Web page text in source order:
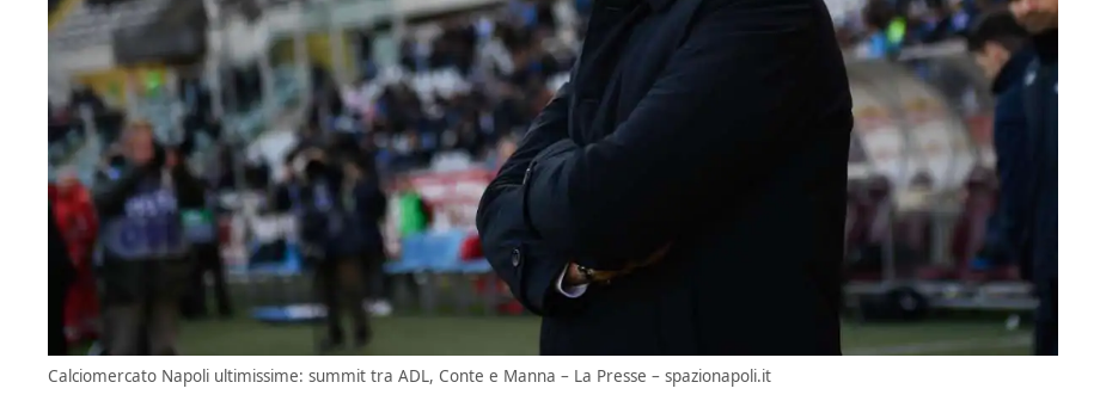
Calciomercato Napoli ultimissime: summit tra ADL, Conte e Manna – La Presse – spazionapoli.it